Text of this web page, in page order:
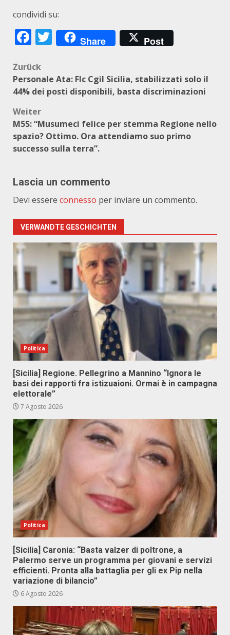
condividi su:
Facebook
Twitter
Share Post
Beitragsnavigation
Zurück
Personale Ata: Flc Cgil Sicilia, stabilizzati solo il
44% dei posti disponibili, basta discriminazioni
Weiter
M5S: “Musumeci felice per stemma Regione nello
spazio? Ottimo. Ora attendiamo suo primo
successo sulla terra”.
Lascia un commento
Devi essere connesso per inviare un commento.
VERWANDTE GESCHICHTEN
Politica
[Sicilia] Regione. Pellegrino a Mannino “Ignora le
basi dei rapporti fra istizuaioni. Ormai è in campagna
elettorale”
7 Agosto 2026
Politica
[Sicilia] Caronia: “Basta valzer di poltrone, a
Palermo serve un programma per giovani e servizi
efficienti. Pronta alla battaglia per gli ex Pip nella
variazione di bilancio”
6 Agosto 2026